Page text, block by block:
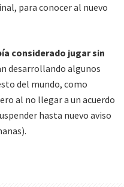
para conocer al nuevo
considerado jugar sin
desarrollando algunos
del mundo, como
al no llegar a un acuerdo
hasta nuevo aviso